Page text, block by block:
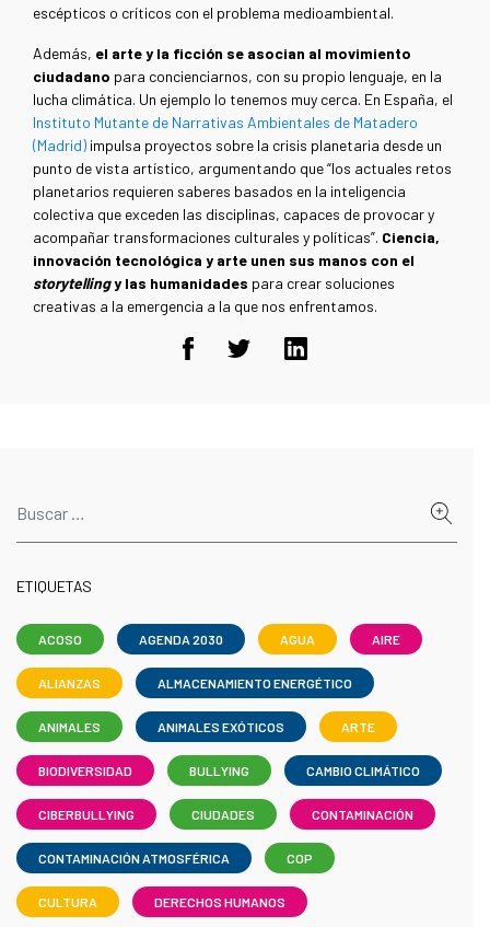
escépticos o críticos con el problema medioambiental.
Además, el arte y la ficción se asocian al movimiento
ciudadano para concienciarnos, con su propio lenguaje, en la
lucha climática. Un ejemplo lo tenemos muy cerca. En España, el
Instituto Mutante de Narrativas Ambientales de Matadero
(Madrid) impulsa proyectos sobre la crisis planetaria desde un
punto de vista artístico, argumentando que “los actuales retos
planetarios requieren saberes basados en la inteligencia
colectiva que exceden las disciplinas, capaces de provocar y
acompañar transformaciones culturales y políticas”. Ciencia,
innovación tecnológica y arte unen sus manos con el
storytellingy las humanidades para crear soluciones
creativas a la emergencia a la que nos enfrentamos.
ETIQUETAS
ACOSO AGENDA 2030 AGUA AIRE
ALIANZAS ALMACENAMIENTO ENERGÉTICO
ANIMALES ANIMALES EXÓTICOS ARTE
BIODIVERSIDAD BULLYING CAMBIO CLIMÁTICO
CIBERBULLYING CIUDADES CONTAMINACIÓN
CONTAMINACIÓN ATMOSFÉRICA COP
CULTURA DERECHOS HUMANOS